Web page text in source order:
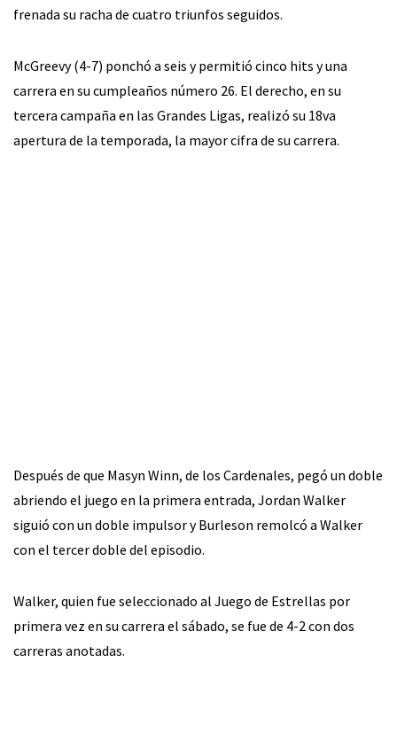
frenada su racha de cuatro triunfos seguidos.
McGreevy (4-7) ponchó a seis y permitió cinco hits y una
carrera en su cumpleaños número 26. El derecho, en su
tercera campaña en las Grandes Ligas, realizó su 18va
apertura de la temporada, la mayor cifra de su carrera.
Después de que Masyn Winn, de los Cardenales, pegó un doble
abriendo el juego en la primera entrada, Jordan Walker
siguió con un doble impulsor y Burleson remolcó a Walker
con el tercer doble del episodio.
Walker, quien fue seleccionado al Juego de Estrellas por
primera vez en su carrera el sábado, se fue de 4-2 con dos
carreras anotadas.